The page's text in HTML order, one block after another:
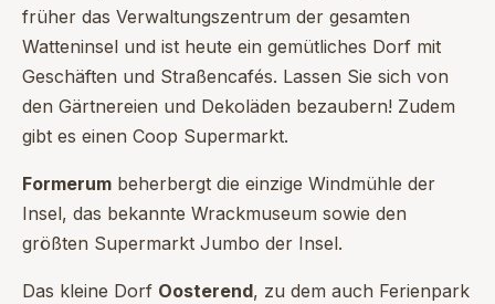
früher das Verwaltungszentrum der gesamten
Watteninsel und ist heute ein gemütliches Dorf mit
Geschäften und Straßencafés. Lassen Sie sich von
den Gärtnereien und Dekoläden bezaubern! Zudem
gibt es einen Coop Supermarkt.
Formerum beherbergt die einzige Windmühle der
Insel, das bekannte Wrackmuseum sowie den
größten Supermarkt Jumbo der Insel.
Das kleine Dorf Oosterend, zu dem auch Ferienpark